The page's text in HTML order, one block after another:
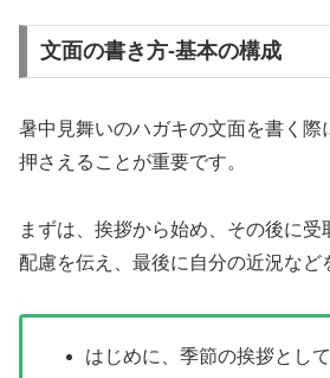
文面の書き方-基本の構成
暑中見舞いのハガキの文面を書く際
押さえることが重要です。
まずは、挨拶から始め、その後に
配慮を伝え、最後に自分の近況など
はじめに、季節の挨拶とし